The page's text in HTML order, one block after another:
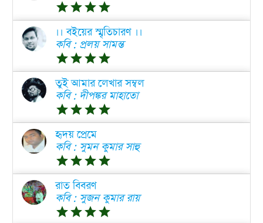
gradegradegradegrade
।। বইয়ের স্মৃতিচারণ ।।
কবি : প্রলয় সামন্ত
gradegradegradegrade
তুই আমার লেখার সম্বল
কবি : দীপঙ্কর মাহাতো
gradegradegradegrade
হৃদয় প্রেমে
কবি : সুমন কুমার সাহু
gradegradegradegrade
রাত বিবরণ
কবি : সুজন কুমার রায়
gradegradegradegrade